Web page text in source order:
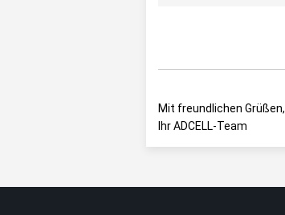
Mit freundlichen Grüßen,
Ihr ADCELL-Team